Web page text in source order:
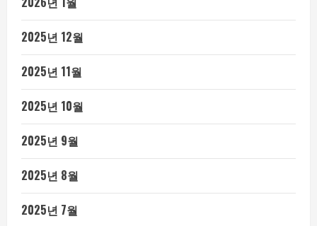
2025년 12월
2025년 11월
2025년 10월
2025년 9월
2025년 8월
2025년 7월